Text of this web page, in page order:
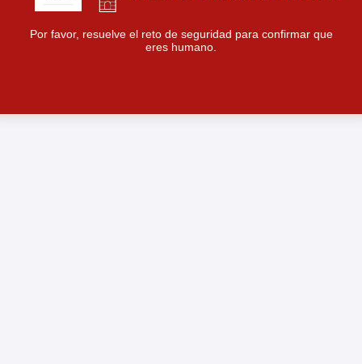
Por favor, resuelve el reto de seguridad para confirmar que
eres humano.